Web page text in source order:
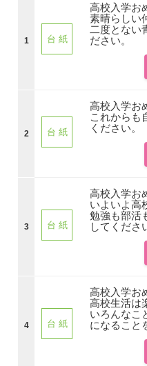
1 台 紙
高校入学お
素晴らしい
二度とない
ださい。
2 台 紙
高校入学お
これからも
ください。
3 台 紙
高校入学お
いよいよ高
勉強も部活
してくださ
4 台 紙
高校入学お
高校生活は
いろんなこ
になること